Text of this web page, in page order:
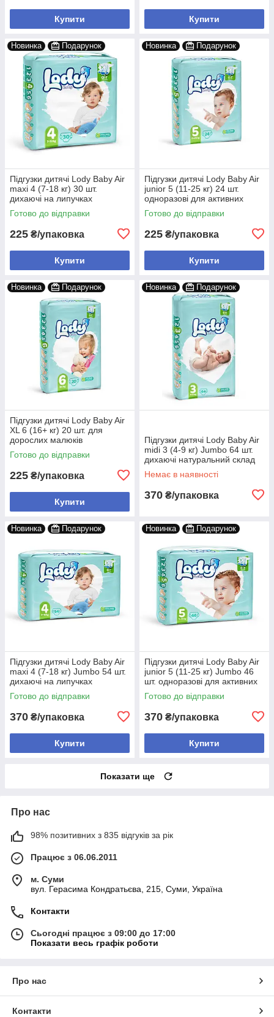
Купити Купити
Новинка Подарунок
Підгузки дитячі Lody Baby Air
maxi 4 (7-18 кг) 30 шт.
дихаючі на липучках
Готово до відправки
225 ₴/упаковка
Купити
Новинка Подарунок
Підгузки дитячі Lody Baby Air
junior 5 (11-25 кг) 24 шт.
одноразові для активних
дітей
Готово до відправки
225 ₴/упаковка
Купити
Новинка Подарунок
Підгузки дитячі Lody Baby Air
XL 6 (16+ кг) 20 шт. для
дорослих малюків
Готово до відправки
225 ₴/упаковка
Купити
Новинка Подарунок
Підгузки дитячі Lody Baby Air
midi 3 (4-9 кг) Jumbo 64 шт.
дихаючі натуральний склад
Немає в наявності
370 ₴/упаковка
Новинка Подарунок
Підгузки дитячі Lody Baby Air
maxi 4 (7-18 кг) Jumbo 54 шт.
дихаючі на липучках
Готово до відправки
370 ₴/упаковка
Купити
Новинка Подарунок
Підгузки дитячі Lody Baby Air
junior 5 (11-25 кг) Jumbo 46
шт. одноразові для активних
дітей
Готово до відправки
370 ₴/упаковка
Купити
Показати ще
Про нас
98% позитивних з 835 відгуків за рік
Працює з 06.06.2011
м. Суми
вул. Герасима Кондратьєва, 215, Суми, Україна
Контакти
Сьогодні працює з 09:00 до 17:00
Показати весь графік роботи
Про нас
Контакти